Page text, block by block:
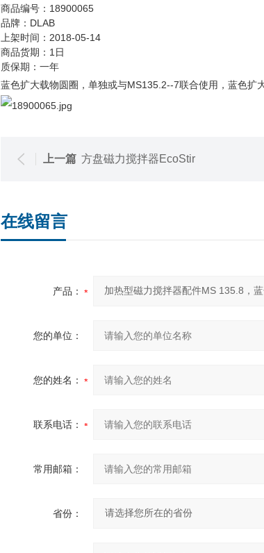
商品编号：18900065
品牌：DLAB
上架时间：2018-05-14
商品货期：1日
质保期：一年
蓝色扩大载物圆圈，单独或与MS135.2--7联合使用，蓝色
上一篇 方盘磁力搅拌器EcoStir
在线留言
产品：
您的单位：
您的姓名：
联系电话：
常用邮箱：
省份：